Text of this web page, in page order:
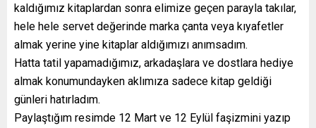
kaldığımız kitaplardan sonra elimize geçen parayla takılar,
hele hele servet değerinde marka çanta veya kıyafetler
almak yerine yine kitaplar aldığımızı anımsadım.
Hatta tatil yapamadığımız, arkadaşlara ve dostlara hediye
almak konumundayken aklımıza sadece kitap geldiği
günleri hatırladım.
Paylaştığım resimde 12 Mart ve 12 Eylül faşizmini yazıp